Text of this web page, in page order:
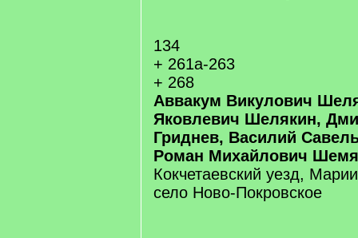
134
+ 261а-263
+ 268
Аввакум Викулович
Яковлевич Шелякин,
Гриднев, Василий
Роман Михайлович
Кокчетаевский уезд,
село Ново-Покровское